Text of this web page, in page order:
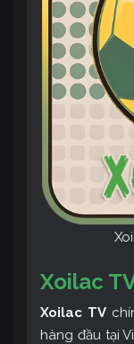
Xoilac
Xoilac TV
hàng đầu tại